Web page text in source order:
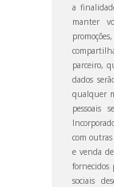
a
manter
parceiro,
dados
qualquer
pessoais
com
e venda
fornecidos
sociais